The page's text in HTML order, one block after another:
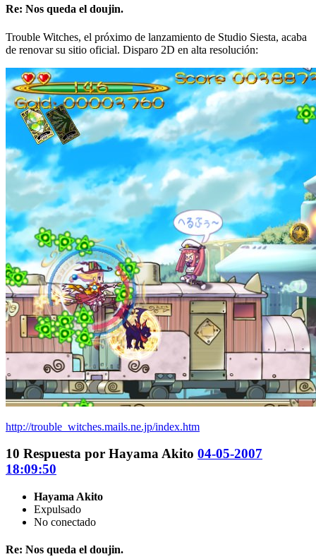
Re: Nos queda el doujin.
Trouble Witches, el próximo de lanzamiento de Studio Siesta, acaba
de renovar su sitio oficial. Disparo 2D en alta resolución:
http://trouble_witches.mails.ne.jp/index.htm
10 Respuesta por Hayama Akito 04-05-2007
18:09:50
Hayama Akito
Expulsado
No conectado
Re: Nos queda el doujin.